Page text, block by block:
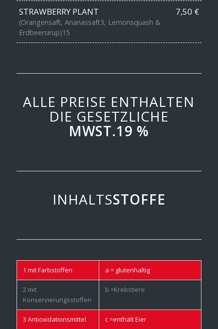
STRAWBERRY PLANT 7,50 €
(Orangensaft, Ananassaft3, Lemonsquash &
Erdbeersirup)15
ALLE PREISE ENTHALTEN
DIE GESETZLICHE
MWST.19 %
INHALTSSTOFFE
1 mit Farbstoffen a = glutenhaltig
2 mit
Konservierungsstoffen
b =Krebstiere
3 Antioxidationsmittel c =enthält Eier